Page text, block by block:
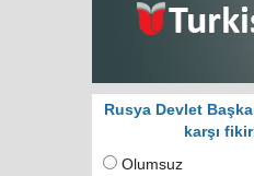
Rusya Devlet
karşı
Olumsuz